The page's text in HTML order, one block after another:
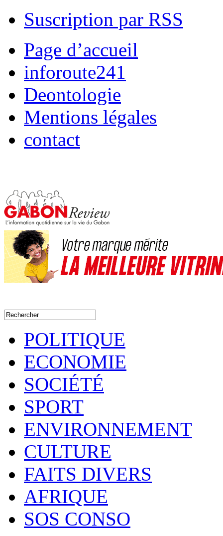
Suscription par RSS
Page d’accueil
inforoute241
Deontologie
Mentions légales
contact
POLITIQUE
ECONOMIE
SOCIÉTÉ
SPORT
ENVIRONNEMENT
CULTURE
FAITS DIVERS
AFRIQUE
SOS CONSO